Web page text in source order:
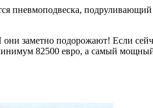
пневмоподвеска, подруливающий
заметно подорожают! Если
82500 евро, а самый